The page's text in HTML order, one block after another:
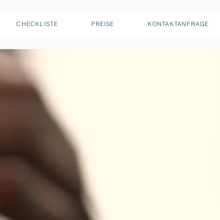
CHECKLISTE PREISE KONTAKTANFRAGE